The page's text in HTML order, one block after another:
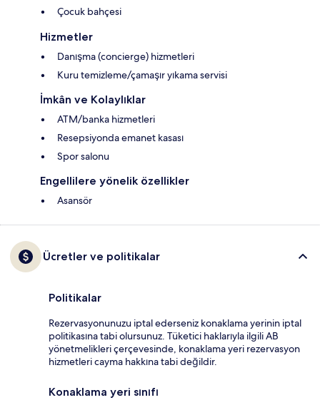
Çocuk bahçesi
Hizmetler
Danışma (concierge) hizmetleri
Kuru temizleme/çamaşır yıkama servisi
İmkân ve Kolaylıklar
ATM/banka hizmetleri
Resepsiyonda emanet kasası
Spor salonu
Engellilere yönelik özellikler
Asansör
Ücretler ve politikalar
Politikalar
Rezervasyonunuzu iptal ederseniz konaklama yerinin iptal
politikasına tabi olursunuz. Tüketici haklarıyla ilgili AB
yönetmelikleri çerçevesinde, konaklama yeri rezervasyon
hizmetleri cayma hakkına tabi değildir.
Konaklama yeri sınıfı